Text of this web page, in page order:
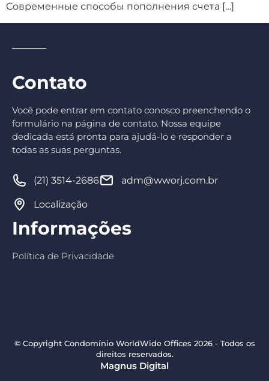
Современные способы пополнения счета […]
Contato
Você pode entrar em contato conosco preenchendo o
formulário na página de contato. Nossa equipe
dedicada está pronta para ajudá-lo e responder a
todas as suas perguntas.
(21) 3514-2686 adm@wworj.com.br
Localização
Informações
Política de Privacidade
© Copyright Condomínio WorldWide Offices 2026 - Todos os
direitos reservados.
Magnus Digital